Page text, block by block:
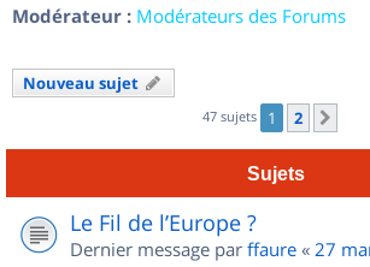
Modérateur : Modérateurs des Forums
Nouveau sujet
47 sujets 1 2
Sujets
Le Fil de l’Europe ?
Dernier message par ffaure « 27